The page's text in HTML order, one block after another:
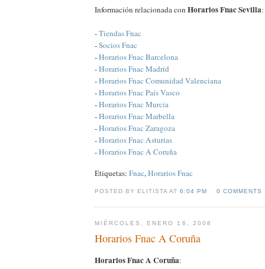
Información relacionada con Horarios Fnac Sevilla:
-Tiendas Fnac
-Socios Fnac
-Horarios Fnac Barcelona
-Horarios Fnac Madrid
-Horarios Fnac Comunidad Valenciana
-Horarios Fnac País Vasco
-Horarios Fnac Murcia
-Horarios Fnac Marbella
-Horarios Fnac Zaragoza
-Horarios Fnac Asturias
-Horarios Fnac A Coruña
Etiquetas: Fnac,Horarios Fnac
POSTED BY ELITISTA AT6:04 PM 0 COMMENTS
MIÉRCOLES, ENERO 16, 2008
Horarios Fnac A Coruña
Horarios Fnac A Coruña: